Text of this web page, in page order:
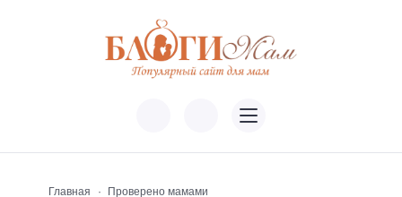
Главная Проверено мамами